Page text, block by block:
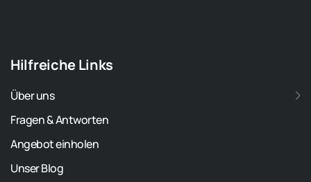
Hilfreiche Links
Über uns
Fragen & Antworten
Angebot einholen
Unser Blog